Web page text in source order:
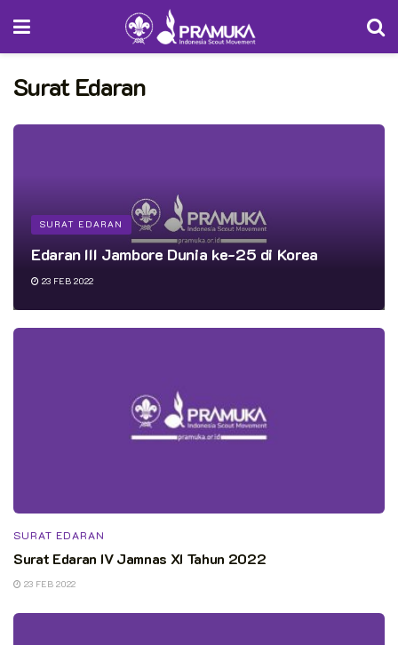
Surat Edaran
SURAT EDARAN
Edaran III Jambore Dunia ke-25 di Korea
23 FEB 2022
SURAT EDARAN
Surat Edaran IV Jamnas XI Tahun 2022
23 FEB 2022